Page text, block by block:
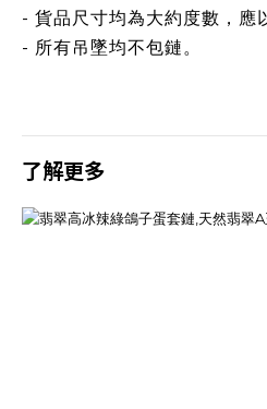
- 貨品尺寸均為大約度數，應
- 所有吊墜均不包鏈。
了解更多